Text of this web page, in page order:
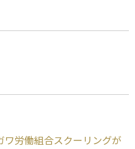
ワ労働組合スクーリングが